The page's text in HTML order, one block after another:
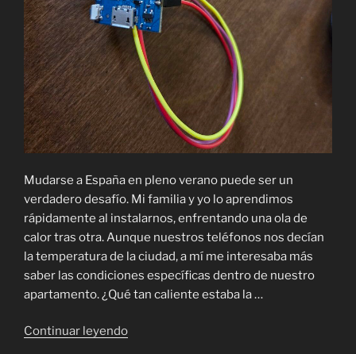
Mudarse a España en pleno verano puede ser un
verdadero desafío. Mi familia y yo lo aprendimos
rápidamente al instalarnos, enfrentando una ola de
calor tras otra. Aunque nuestros teléfonos nos decían
la temperatura de la ciudad, a mí me interesaba más
saber las condiciones específicas dentro de nuestro
apartamento. ¿Qué tan caliente estaba la …
Continuar leyendo«Un